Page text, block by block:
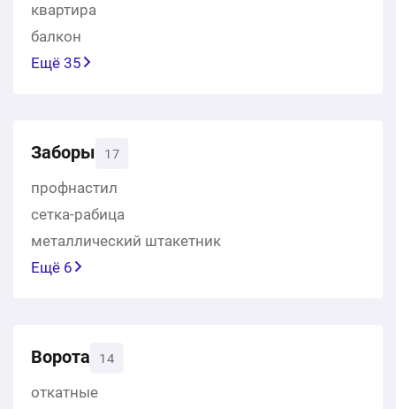
квартира
балкон
Ещё 35
Заборы 17
профнастил
сетка-рабица
металлический штакетник
Ещё 6
Ворота 14
откатные